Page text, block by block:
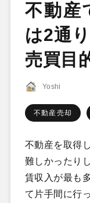
不動産
は2通
売買目
Yoshi
不動産売却
不動産を取得
難しかったり
賃収入が最も
て片手間に行